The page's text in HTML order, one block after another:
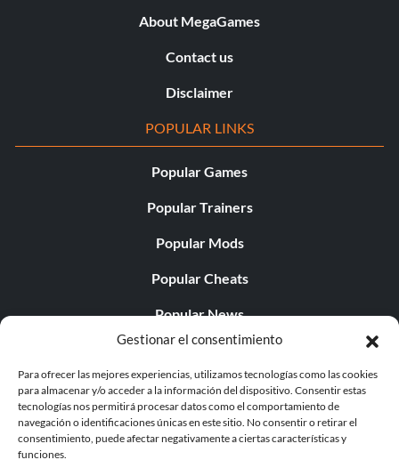
Gestionar el consentimiento
Para ofrecer las mejores experiencias, utilizamos tecnologías como las cookies
para almacenar y/o acceder a la información del dispositivo. Consentir estas
tecnologías nos permitirá procesar datos como el comportamiento de
navegación o identificaciones únicas en este sitio. No consentir o retirar el
consentimiento, puede afectar negativamente a ciertas características y
funciones.
About MegaGames
Contact us
Disclaimer
POPULAR LINKS
Popular Games
Popular Trainers
Popular Mods
Popular Cheats
Popular News
Popular Editorials
Popular Free Games
LATEST UPDATES